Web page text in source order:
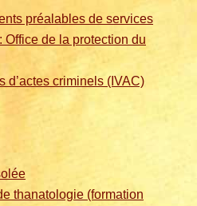
préalables de services
Office de la protection du
d’actes criminels (IVAC)
thanatologie (formation